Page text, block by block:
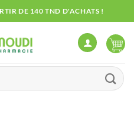
DE 140 TND D'ACHATS !